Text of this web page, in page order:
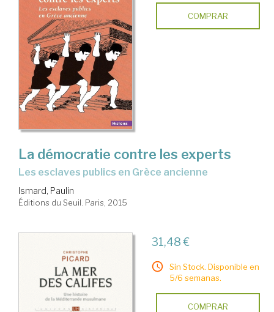
COMPRAR
La démocratie contre les experts
les esclaves publics en Grèce ancienne
Ismard, Paulin
Éditions du Seuil. Paris, 2015
31,48 €
Sin Stock. Disponible en
5/6 semanas.
COMPRAR